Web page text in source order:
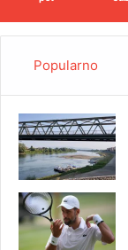
Popularno